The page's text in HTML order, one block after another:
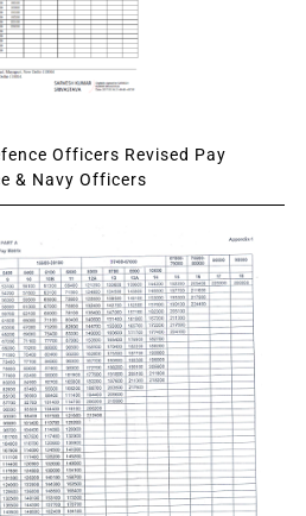
Officers Revised Pay
& Navy Officers